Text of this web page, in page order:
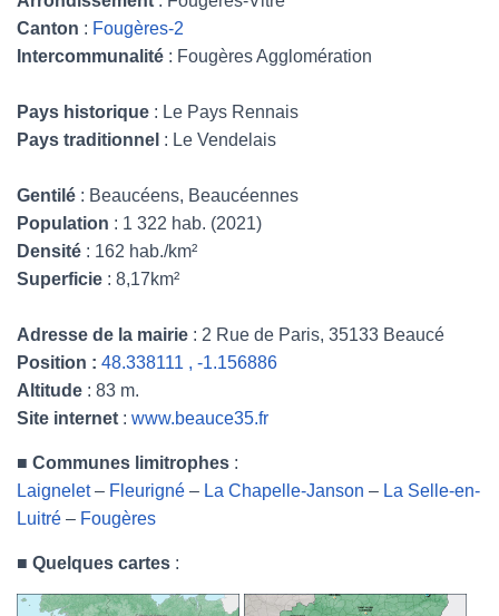
Canton : Fougères-2
Intercommunalité : Fougères Agglomération
Pays historique : Le Pays Rennais
Pays traditionnel : Le Vendelais
Gentilé : Beaucéens, Beaucéennes
Population : 1 322 hab. (2021)
Densité : 162 hab./km²
Superficie : 8,17km²
Adresse de la mairie : 2 Rue de Paris, 35133 Beaucé
Position : 48.338111 , -1.156886
Altitude : 83 m.
Site internet : www.beauce35.fr
■ Communes limitrophes :
Laignelet– Fleurigné – La Chapelle-Janson – La Selle-en-
Luitré – Fougères
■ Quelques cartes :